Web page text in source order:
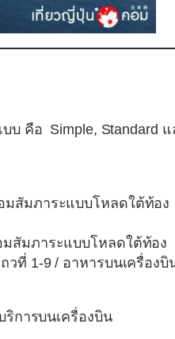
บ คือ Simple, Standard แ
มสัมภาระแบบโหลดใต้ท้อง
มสัมภาระแบบโหลดใต้ท้อง
วที่ 1-9 / อาหารบนเครื่องบิ
ริการบนเครื่องบิน